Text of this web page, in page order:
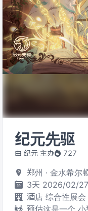
纪元先驱
由 纪元 主办 727
郑州 · 金水希尔
3天 2026/02/
酒店 综合性展会
预估这是一个